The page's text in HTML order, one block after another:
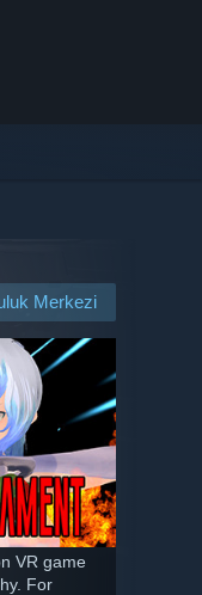
Merkezi
VR game
For